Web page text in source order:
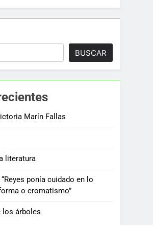
BUSCAR
Marín Fallas
literatura
ponía cuidado en lo
o cromatismo”
los árboles